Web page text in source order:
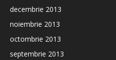
decembrie 2013
noiembrie 2013
octombrie 2013
septembrie 2013